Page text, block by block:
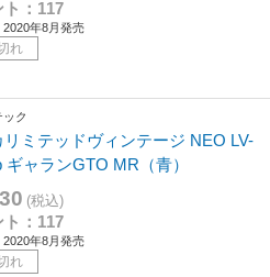
ト：117
2020年8月発売
れ
ック
リミテッドヴィンテージ NEO LV-
ギャランGTO MR（青）
(税込)
ト：117
2020年8月発売
れ